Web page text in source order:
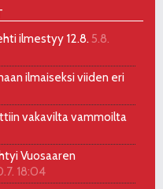
ilmestyy 12.8. 5.8.
ilmaiseksi viiden eri
vakavilta vammoilta
Vuosaaren
18:04